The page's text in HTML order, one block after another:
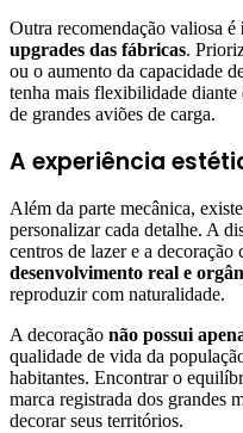
Outra recomendação valiosa é
upgrades das fábricas.
ou o aumento da capacidade
tenha mais flexibilidade diante
de grandes aviões de carga.
A experiência
Além da parte mecânica,
personalizar cada detalhe. A
centros de lazer e a decoração
desenvolvimento real e
reproduzir com naturalidade.
A decoração não possui
qualidade de vida da
habitantes. Encontrar o
marca registrada dos grandes
decorar seus territórios.